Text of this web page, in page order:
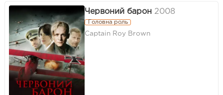
Червоний барон 2008
Головна роль
Captain Roy Brown